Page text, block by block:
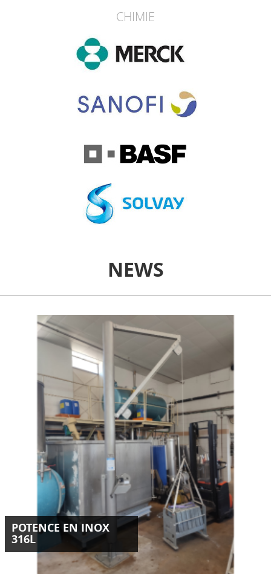
CHIMIE
NEWS
POTENCE EN INOX
316L
Conception et installation d'une potence inox 316L de 250
kg destinée au levage d’un panier en milieu industriel.
LIRE LA SUITE